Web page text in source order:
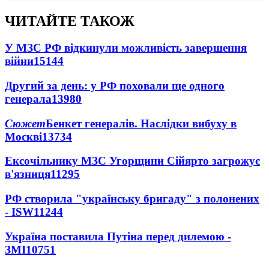
ЧИТАЙТЕ ТАКОЖ
У МЗС РФ відкинули можливість завершення
війни15144
Другий за день: у РФ поховали ще одного
генерала13980
СюжетБенкет генералів. Наслідки вибуху в
Москві13734
Ексочільнику МЗС Угорщини Сійярто загрожує
в'язниця11295
РФ створила "українську бригаду" з полонених
- ISW11244
Україна поставила Путіна перед дилемою -
ЗМІ10751